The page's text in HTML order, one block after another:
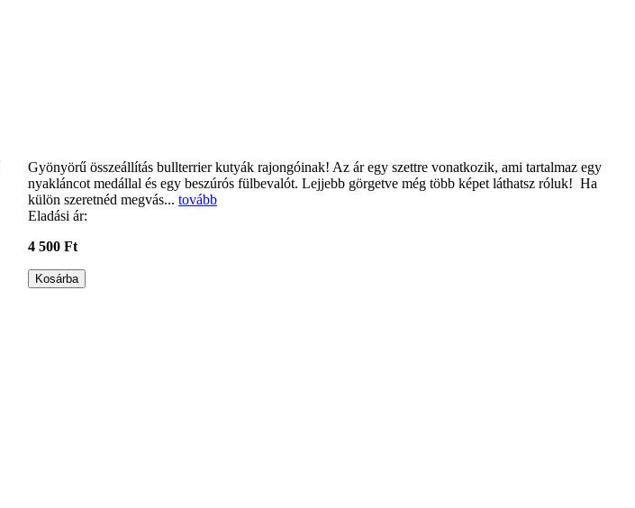
Gyönyörű összeállítás bullterrier kutyák rajongóinak! Az ár egy szettre vonatkozik, ami tartalmaz egy
nyakláncot medállal és egy beszúrós fülbevalót. Lejjebb görgetve még több képet láthatsz róluk! Ha
külön szeretnéd megvás... tovább
Eladási ár:
4 500 Ft